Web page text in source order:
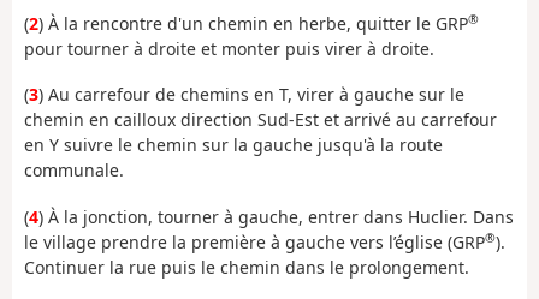
(2) À la rencontre d'un chemin en herbe, quitter le GRP®
pour tourner à droite et monter puis virer à droite.
(3) Au carrefour de chemins en T, virer à gauche sur le
chemin en cailloux direction Sud-Est et arrivé au carrefour
en Y suivre le chemin sur la gauche jusqu'à la route
communale.
(4) À la jonction, tourner à gauche, entrer dans Huclier. Dans
le village prendre la première à gauche vers l’église (GRP®).
Continuer la rue puis le chemin dans le prolongement.